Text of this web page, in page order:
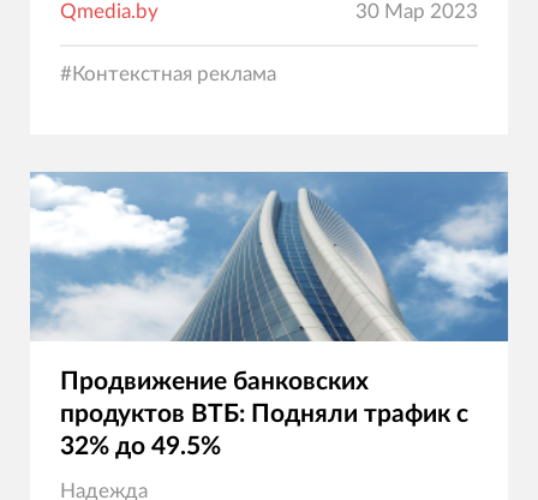
Qmedia.by
30 Мар 2023
#Контекстная реклама
Продвижение банковских
продуктов ВТБ: Подняли трафик с
32% до 49.5%
Надежда